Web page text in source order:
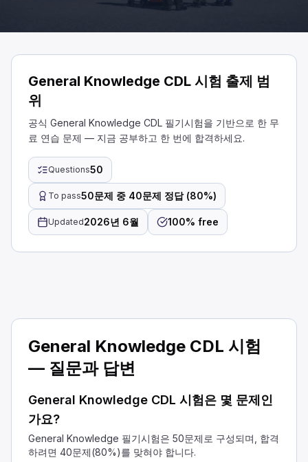
General Knowledge CDL 시험 출제 범
위
공식 General Knowledge CDL 필기시험을 기반으로 한 무
료 연습 문제 — 지금 공부하고 한 번에 합격하세요.
Questions50
To pass50문제 중 40문제 정답 (80%)
Updated2026년 6월 100% free
교통 흐름보다 훨씬 낮은 속도로 합류합니다.
교통 흐름에 안전하게 진입할 수 있을 만큼 충분한 공간이 있
신호 없이 합류합니다.
도로에 진입할 때는 거울을 확인하여 차량에 충분한 공간이
운전석 도어 파우치에 넣습니다.
햇빛 가리개에 부착됩니다.
트레일러의 상자에 넣습니다.
위험물 관련 서류는 운전석 문 수납함에 보관하십시오. 필요
General Knowledge CDL 시험
— 질문과 답변
General Knowledge CDL 시험은 몇 문제인
가요?
General Knowledge 필기시험은 50문제로 구성되며, 합격
하려면 40문제(80%)를 맞혀야 합니다.